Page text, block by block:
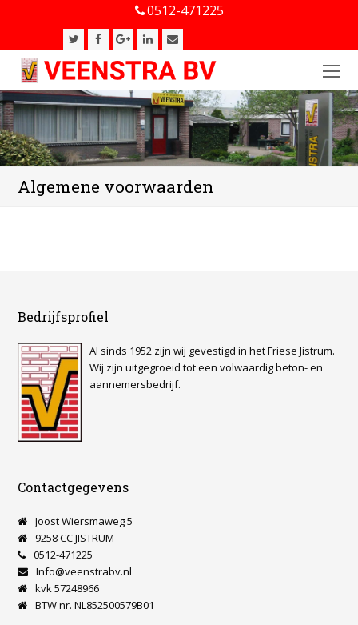
0512-471225
TwitterFacebook
Google
Plus
LinkedIn
E-
mail
Algemene voorwaarden
Bedrijfsprofiel
Al sinds 1952 zijn wij gevestigd in het Friese Jistrum.
Wij zijn uitgegroeid tot een volwaardig beton- en
aannemersbedrijf.
Contactgegevens
Joost Wiersmaweg 5
9258 CC JISTRUM
0512-471225
Info@veenstrabv.nl
kvk 57248966
BTW nr. NL852500579B01